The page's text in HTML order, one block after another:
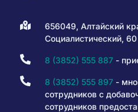
656049, Алтайский
Социалистический, 60
8 (3852) 555 887-
8 (3852) 555 897-
сотрудников с
сотрудников